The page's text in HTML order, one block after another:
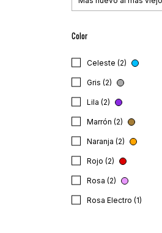
Color
Celeste (2)
Gris (2)
Lila (2)
Marrón (2)
Naranja (2)
Rojo (2)
Rosa (2)
Rosa Electro (1)